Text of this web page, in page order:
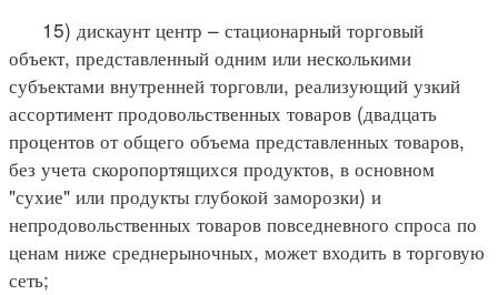
15) дискаунт центр – стационарный торговый
объект, представленный одним или несколькими
субъектами внутренней торговли, реализующий узкий
ассортимент продовольственных товаров (двадцать
процентов от общего объема представленных товаров,
без учета скоропортящихся продуктов, в основном
"сухие" или продукты глубокой заморозки) и
непродовольственных товаров повседневного спроса по
ценам ниже среднерыночных, может входить в торговую
сеть;